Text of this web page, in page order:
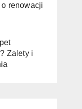
renowacji
Zalety i